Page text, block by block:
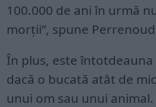
100.000 de ani în urmă
morții”, spune
În plus, este
dacă o bucată atât de
unui om sau unui animal.